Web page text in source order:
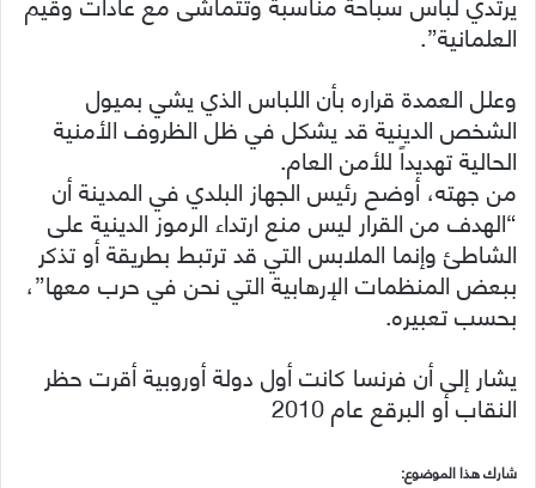
العلمانية”.
وعلل العمدة قراره بأن اللباس الذي يشي بميول
الشخص الدينية قد يشكل في ظل الظروف الأمنية
الحالية تهديداً للأمن العام.
من جهته، أوضح رئيس الجهاز البلدي في المدينة أن
“الهدف من القرار ليس منع ارتداء الرموز الدينية على
الشاطئ وإنما الملابس التي قد ترتبط بطريقة أو تذكر
ببعض المنظمات الإرهابية التي نحن في حرب معها”،
بحسب تعبيره.
يشار إلى أن فرنسا كانت أول دولة أوروبية أقرت حظر
النقاب أو البرقع عام 2010
شارك هذا الموضوع: